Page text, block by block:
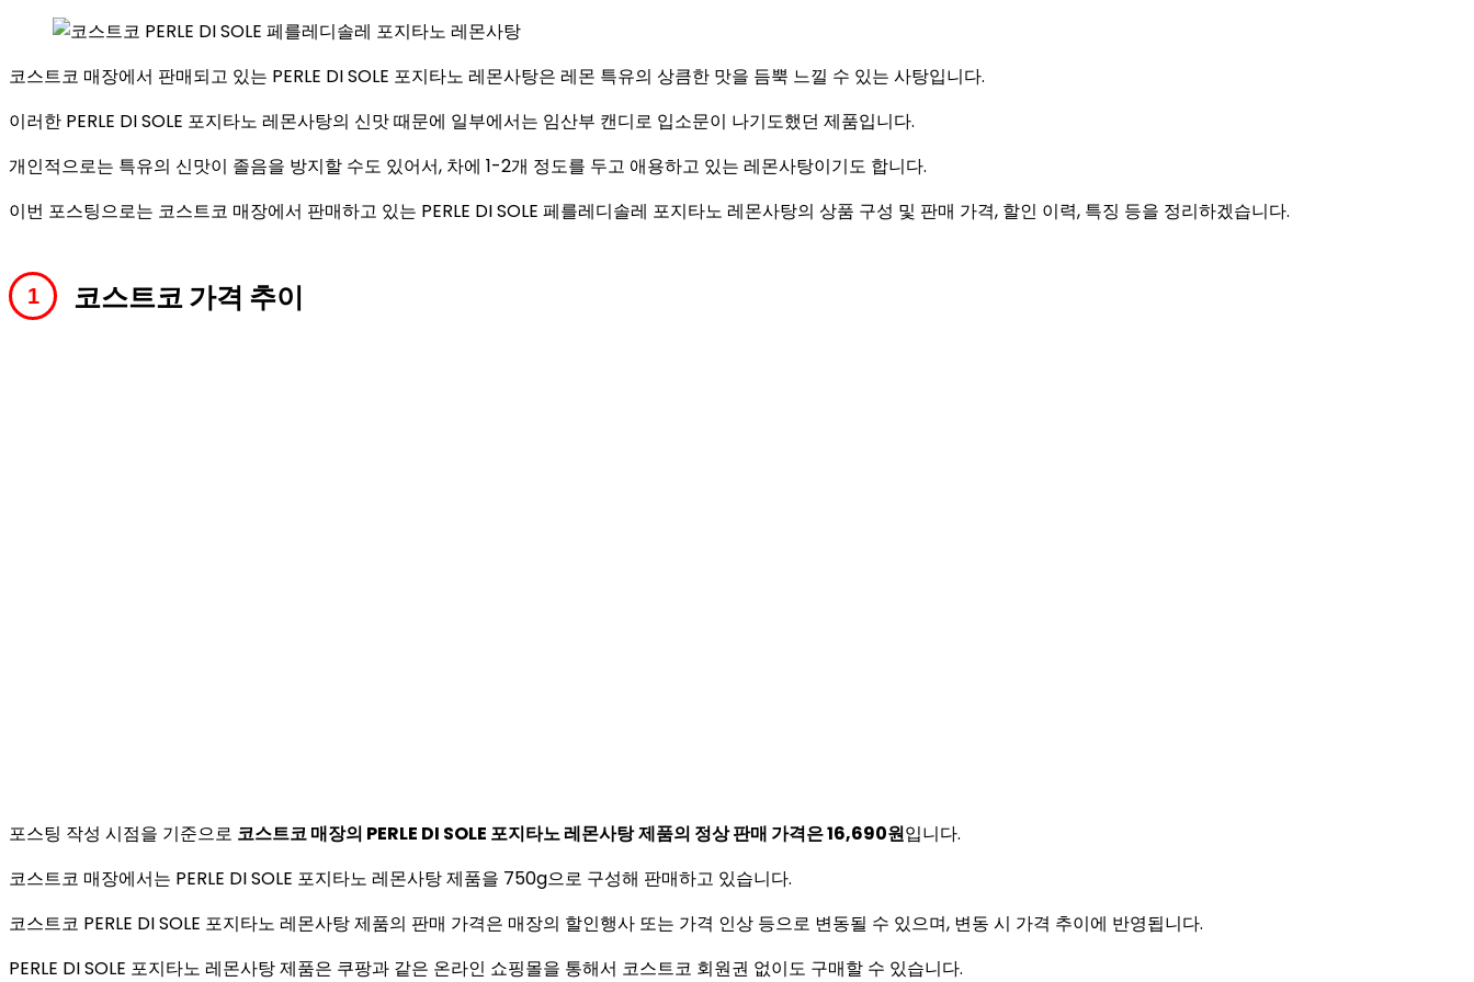
코스트코 매장에서 판매되고 있는 PERLE DI SOLE 포지타노 레몬사탕은 레몬 특유의 상큼한 맛을 듬뿍 느낄 수 있는 사탕입니다.
이러한 PERLE DI SOLE 포지타노 레몬사탕의 신맛 때문에 일부에서는 임산부 캔디로 입소문이 나기도했던 제품입니다.
개인적으로는 특유의 신맛이 졸음을 방지할 수도 있어서, 차에 1-2개 정도를 두고 애용하고 있는 레몬사탕이기도 합니다.
이번 포스팅으로는 코스트코 매장에서 판매하고 있는 PERLE DI SOLE 페를레디솔레 포지타노 레몬사탕의 상품 구성 및 판매 가격, 할인 이력, 특징 등을 정리하겠습니다.
코스트코 가격 추이
포스팅 작성 시점을 기준으로 코스트코 매장의 PERLE DI SOLE 포지타노 레몬사탕제품의 정상 판매 가격은 16,690원입니다.
코스트코 매장에서는 PERLE DI SOLE 포지타노 레몬사탕 제품을 750g으로 구성해 판매하고 있습니다.
코스트코 PERLE DI SOLE 포지타노 레몬사탕 제품의 판매 가격은 매장의 할인행사 또는 가격 인상 등으로 변동될 수 있으며, 변동 시 가격 추이에 반영됩니다.
PERLE DI SOLE 포지타노 레몬사탕 제품은 쿠팡과 같은 온라인 쇼핑몰을 통해서 코스트코 회원권 없이도 구매할 수 있습니다.